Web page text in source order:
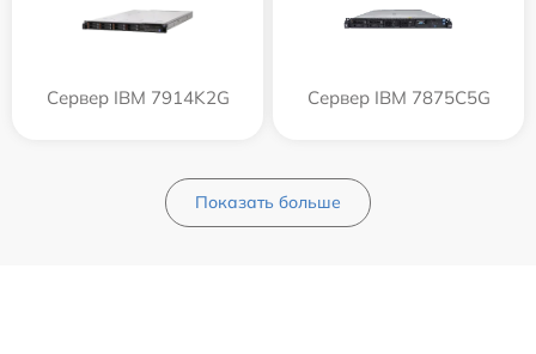
Сервер IBM 7914K2G Сервер IBM 7875C5G
Показать больше